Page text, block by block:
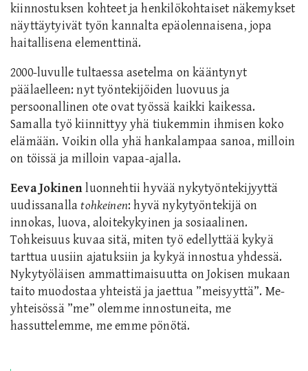
kiinnostuksen kohteet ja henkilökohtaiset näkemykset
näyttäytyivät työn kannalta epäolennaisena, jopa
haitallisena elementtinä.
2000-luvulle tultaessa asetelma on kääntynyt
päälaelleen: nyt työntekijöiden luovuus ja
persoonallinen ote ovat työssä kaikki kaikessa.
Samalla työ kiinnittyy yhä tiukemmin ihmisen koko
elämään. Voikin olla yhä hankalampaa sanoa, milloin
on töissä ja milloin vapaa-ajalla.
Eeva Jokinenluonnehtii hyvää nykytyöntekijyyttä
uudissanallatohkeinen: hyvä nykytyöntekijä on
innokas, luova, aloitekykyinen ja sosiaalinen.
Tohkeisuus kuvaa sitä, miten työ edellyttää kykyä
tarttua uusiin ajatuksiin ja kykyä innostua yhdessä.
Nykytyöläisen ammattimaisuutta on Jokisen mukaan
taito muodostaa yhteistä ja jaettua ”meisyyttä”. Me-
yhteisössä ”me” olemme innostuneita, me
hassuttelemme, me emme pönötä.